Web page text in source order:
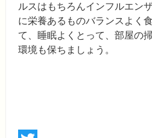
ルスはもちろんインフルエン
に栄養あるものバランスよく
て、睡眠よくとって、部屋の
環境も保ちましょう。